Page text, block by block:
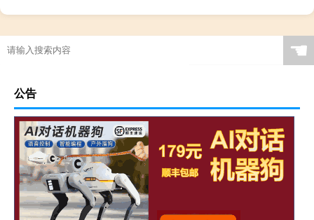
☚
公告